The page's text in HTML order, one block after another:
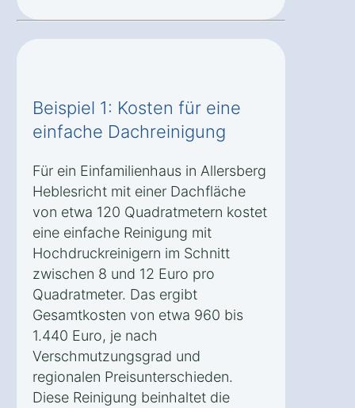
Beispiel 1: Kosten für eine
einfache Dachreinigung
Für ein Einfamilienhaus in Allersberg
Heblesricht mit einer Dachfläche
von etwa 120 Quadratmetern kostet
eine einfache Reinigung mit
Hochdruckreinigern im Schnitt
zwischen 8 und 12 Euro pro
Quadratmeter. Das ergibt
Gesamtkosten von etwa 960 bis
1.440 Euro, je nach
Verschmutzungsgrad und
regionalen Preisunterschieden.
Diese Reinigung beinhaltet die